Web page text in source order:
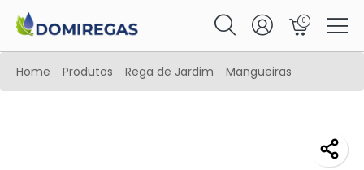
0
Home - Produtos - Rega de Jardim - Mangueiras